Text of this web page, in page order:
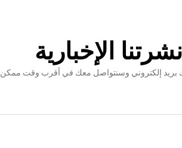
الإخبارية
بريد إلكتروني وسنتواصل معك في أقرب وقت ممكن